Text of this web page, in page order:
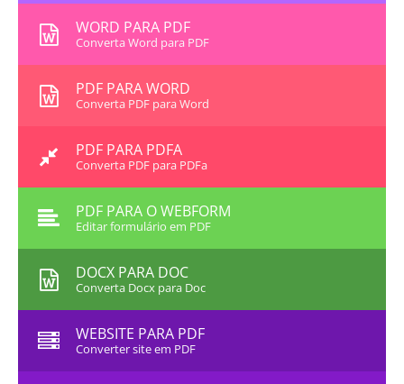
WORD PARA PDF
Converta Word para PDF
PDF PARA WORD
Converta PDF para Word
PDF PARA PDFA
Converta PDF para PDFa
PDF PARA O WEBFORM
Editar formulário em PDF
DOCX PARA DOC
Converta Docx para Doc
WEBSITE PARA PDF
Converter site em PDF